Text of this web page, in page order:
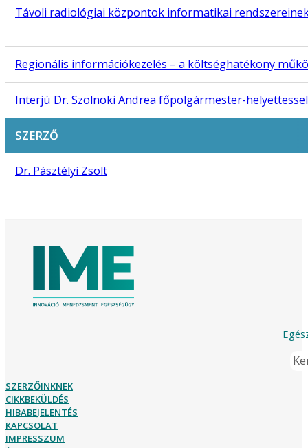
Távoli radiológiai központok informatikai
Regionális információkezelés – a költséghatékony
Interjú Dr. Szolnoki Andrea főpolgármester-helyettessel
SZERZŐ
Dr. Pásztélyi Zsolt
SZERZŐINKNEK
CIKKBEKÜLDÉS
HIBABEJELENTÉS
KAPCSOLAT
IMPRESSZUM